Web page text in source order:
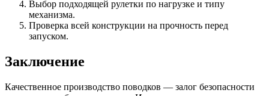
Выбор подходящей рулетки по нагрузке и типу
механизма.
Проверка всей конструкции на прочность перед
запуском.
Заключение
Качественное производство поводков — залог безопасности